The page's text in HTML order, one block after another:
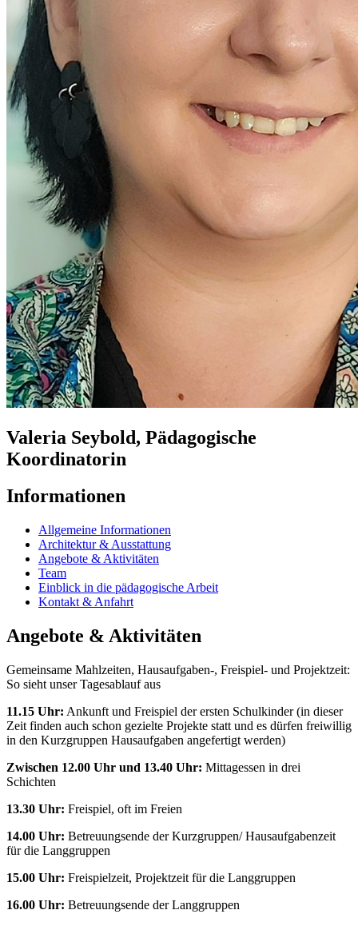
Valeria Seybold, Pädagogische
Koordinatorin
Informationen
Allgemeine Informationen
Architektur & Ausstattung
Angebote & Aktivitäten
Team
Einblick in die pädagogische Arbeit
Kontakt & Anfahrt
Angebote & Aktivitäten
Gemeinsame Mahlzeiten, Hausaufgaben-, Freispiel- und Projektzeit:
So sieht unser Tagesablauf aus
11.15 Uhr: Ankunft und Freispiel der ersten Schulkinder (in dieser
Zeit finden auch schon gezielte Projekte statt und es dürfen freiwillig
in den Kurzgruppen Hausaufgaben angefertigt werden)
Zwischen 12.00 Uhr und 13.40 Uhr: Mittagessen in drei
Schichten
13.30 Uhr: Freispiel, oft im Freien
14.00 Uhr: Betreuungsende der Kurzgruppen/ Hausaufgabenzeit
für die Langgruppen
15.00 Uhr: Freispielzeit, Projektzeit für die Langgruppen
16.00 Uhr: Betreuungsende der Langgruppen